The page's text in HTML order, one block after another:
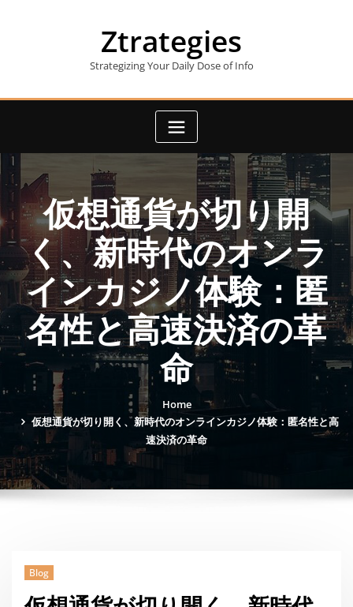
Ztrategies
Strategizing Your Daily Dose of Info
仮想通貨が切り開
く、新時代のオンラ
インカジノ体験：匿
名性と高速決済の革
命
Home
仮想通貨が切り開く、新時代のオンラインカジノ体験：匿名性と高
速決済の革命
Blog